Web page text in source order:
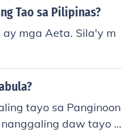
Tao sa Pilipinas?
mga Aeta. Sila'y m
tayo sa Panginoon
daw tayo s